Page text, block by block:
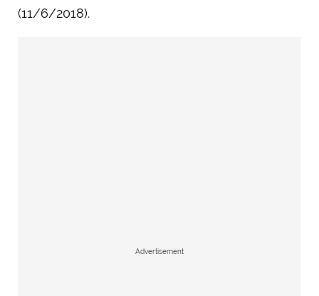
(11/6/2018).
Advertisement